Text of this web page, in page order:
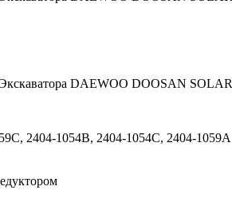
DAEWOO DOOSAN
2404-1054B, 2404-1054C, 2404-1059A